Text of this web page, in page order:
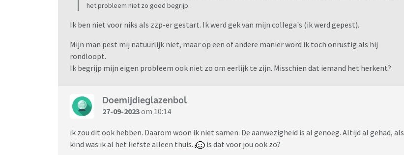
het probleem niet zo goed begrijp.
Ik ben niet voor niks als zzp-er gestart. Ik werd gek van mijn collega's (ik werd gepest).
Mijn man pest mij natuurlijk niet, maar op een of andere manier word ik toch onrustig als hij
rondloopt.
Ik begrijp mijn eigen probleem ook niet zo om eerlijk te zijn. Misschien dat iemand het herkent?
Doemijdieglazenbol
27-09-2023om 10:14
ik zou dit ook hebben. Daarom woon ik niet samen. De aanwezigheid is al genoeg. Altijd al gehad, als
kind was ik al het liefste alleen thuis.
is dat voor jou ook zo?